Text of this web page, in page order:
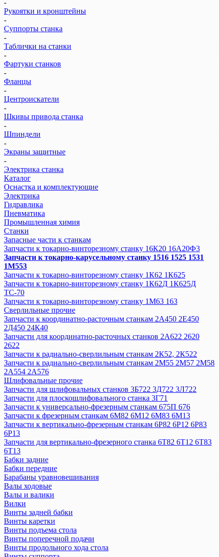
-
Рукоятки и кронштейны
-
Суппорты станка
-
Таблички на станки
-
Фартуки станков
-
Фланцы
-
Центроискатели
-
Шкивы привода станка
-
Шпиндели
-
Экраны защитные
-
Электрика станка
Каталог
Оснастка и комплектующие
Электрика
Гидравлика
Пневматика
Промышленная химия
Станки
Запасные части к станкам
Запчасти к токарно-винторезному станку 16К20 16А20Ф3
Запчасти к токарно-карусельному станку 1516 1525 1531
1М553
Запчасти к токарно-винторезному станку 1К62 1К625
Запчасти к токарно-винторезному станку 1К62Д 1К625Д
ТС-70
Запчасти к токарно-винторезному станку 1М63 163
Сверлильные прочие
Запчасти к координатно-расточным станкам 2А450 2Е450
2Д450 24К40
Запчасти для координатно-расточных станков 2А622 2620
2622
Запчасти к радиально-сверлильным станкам 2К52, 2К522
Запчасти к радиально-сверлильным станкам 2М55 2М57 2М58
2А554 2А576
Шлифовальные прочие
Запчасти для шлифовальных станков 3Б722 3Д722 3Л722
Запчасти для плоскошлифовального станка 3Г71
Запчасти к универсально-фрезерным станкам 675П 676
Запчасти к фрезерным станкам 6М82 6М12 6М83 6М13
Запчасти к вертикально-фрезерным станкам 6Р82 6Р12 6Р83
6Р13
Запчасти для вертикально-фрезерного станка 6Т82 6Т12 6Т83
6Т13
Бабки задние
Бабки передние
Барабаны уравновешивания
Валы ходовые
Валы и валики
Вилки
Винты задней бабки
Винты каретки
Винты подъема стола
Винты поперечной подачи
Винты продольного хода стола